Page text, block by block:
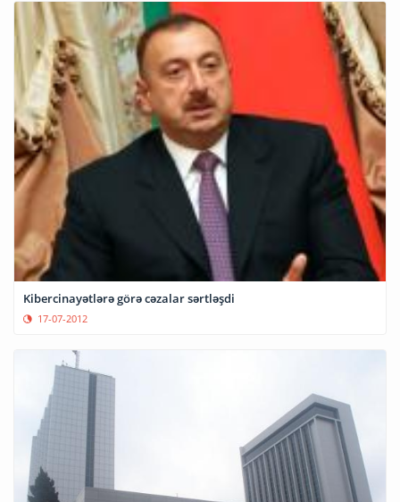
Kibercinayətlərə görə cəzalar sərtləşdi
17-07-2012